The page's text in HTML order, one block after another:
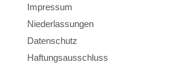
Impressum
Niederlassungen
Datenschutz
Haftungsausschluss